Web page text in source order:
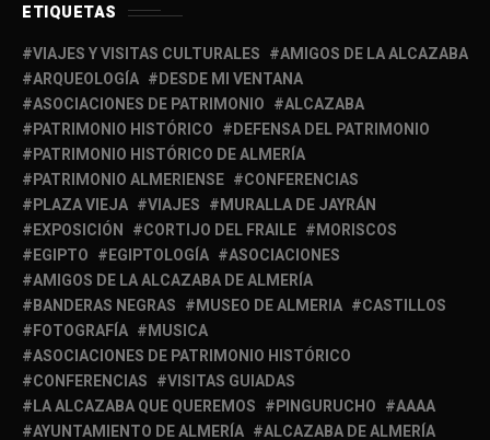
ETIQUETAS
VIAJES Y VISITAS CULTURALES
AMIGOS DE LA ALCAZABA
ARQUEOLOGÍA
DESDE MI VENTANA
ASOCIACIONES DE PATRIMONIO
ALCAZABA
PATRIMONIO HISTÓRICO
DEFENSA DEL PATRIMONIO
PATRIMONIO HISTÓRICO DE ALMERÍA
PATRIMONIO ALMERIENSE
CONFERENCIAS
PLAZA VIEJA
VIAJES
MURALLA DE JAYRÁN
EXPOSICIÓN
CORTIJO DEL FRAILE
MORISCOS
EGIPTO
EGIPTOLOGÍA
ASOCIACIONES
AMIGOS DE LA ALCAZABA DE ALMERÍA
BANDERAS NEGRAS
MUSEO DE ALMERIA
CASTILLOS
FOTOGRAFÍA
MUSICA
ASOCIACIONES DE PATRIMONIO HISTÓRICO
CONFERENCIAS
VISITAS GUIADAS
LA ALCAZABA QUE QUEREMOS
PINGURUCHO
AAAA
AYUNTAMIENTO DE ALMERÍA
ALCAZABA DE ALMERÍA